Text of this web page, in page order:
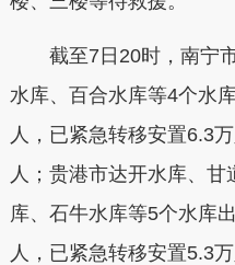
截至7日20时，南宁
水库、百合水库等4个水
人，已紧急转移安置6.3
人；贵港市达开水库、
库、石牛水库等5个水库
人，已紧急转移安置5.3